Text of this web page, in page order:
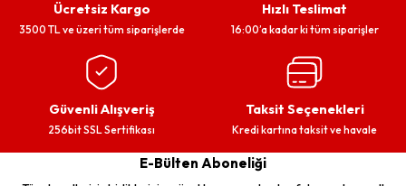
Ücretsiz Kargo
3500 TL ve üzeri tüm siparişlerde
Hızlı Teslimat
16:00’a kadar ki tüm siparişler
Güvenli Alışveriş
256bit SSL Sertifikası
Taksit Seçenekleri
Kredi kartına taksit ve havale
E-Bülten Aboneliği